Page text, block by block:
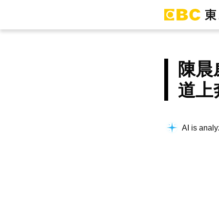
陳
道上
AI is